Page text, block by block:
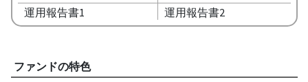
運用報告書1 運用報告書2
ファンドの特色